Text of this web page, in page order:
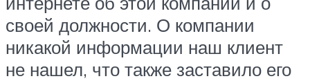
своей должности. О компании
никакой информации наш клиент
не нашел, что также заставило его